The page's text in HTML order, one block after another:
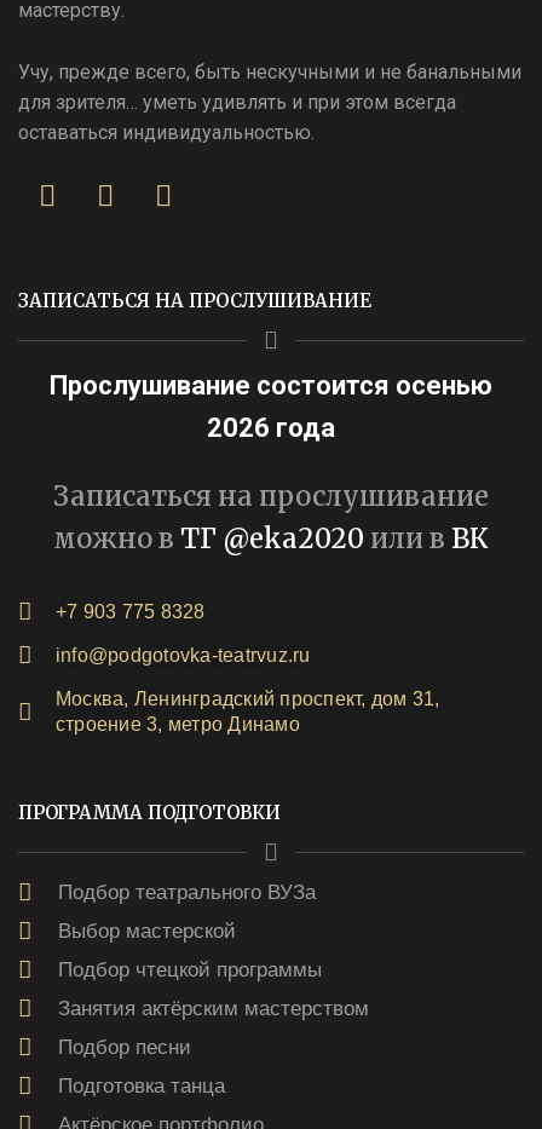
мастерству.
Учу, прежде всего, быть нескучными и не банальными
для зрителя… уметь удивлять и при этом всегда
оставаться индивидуальностью.
ЗАПИСАТЬСЯ НА ПРОСЛУШИВАНИЕ
Прослушивание состоится осенью
2026 года
Записаться на прослушивание
можно в ТГ @eka2020 или в ВК
+7 903 775 8328
info@podgotovka-teatrvuz.ru
Москва, Ленинградский проспект, дом 31,
строение 3, метро Динамо
ПРОГРАММА ПОДГОТОВКИ
Подбор театрального ВУЗа
Выбор мастерской
Подбор чтецкой программы
Занятия актёрским мастерством
Подбор песни
Подготовка танца